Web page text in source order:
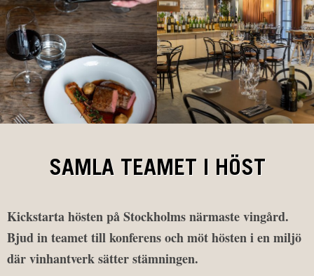
SAMLA TEAMET I HÖST
Kickstarta hösten på Stockholms närmaste vingård.
Bjud in teamet till konferens och möt hösten i en miljö
där vinhantverk sätter stämningen.